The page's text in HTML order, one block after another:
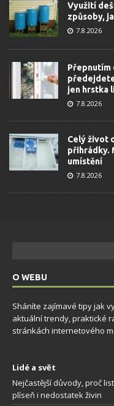
Využití
způsoby,
7.8.2026
Přepnutím
jen hrstka
7.8.2026
Celý život
přihrádky.
umístění
7.8.2026
O WEBU
Sháníte zajímavé tipy jak
aktuální trendy, praktické
stránkách internetového
Lidé a svět
Nejčastější důvody, proč
plíseň i nedostatek živin